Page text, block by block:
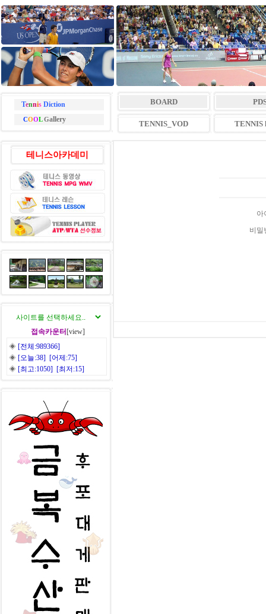
TennisDiction
COOLGallery
BOARD
TENNIS_VOD TENNIS
테니스아카데미
접속카운터 [view]
◈ [전체:989366]
◈ [오늘:38] [어제:75]
◈ [최고:1050] [최저:15]
아
비밀